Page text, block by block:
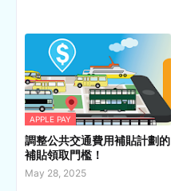
APPLE PAY
調整公共交通費用補貼計劃的
補貼領取門檻！
May 28, 2025